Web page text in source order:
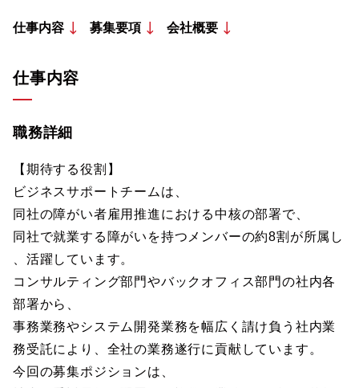
仕事内容 募集要項 会社概要
仕事内容
職務詳細
【期待する役割】
ビジネスサポートチームは、
同社の障がい者雇用推進における中核の部署で、
同社で就業する障がいを持つメンバーの約8割が所属し
、活躍しています。
コンサルティング部門やバックオフィス部門の社内各
部署から、
事務業務やシステム開発業務を幅広く請け負う社内業
務受託により、全社の業務遂行に貢献しています。
今回の募集ポジションは、